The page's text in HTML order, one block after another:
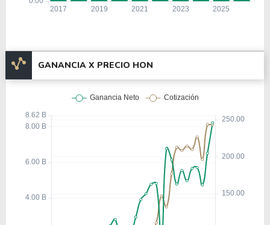
GANANCIA X PRECIO HON